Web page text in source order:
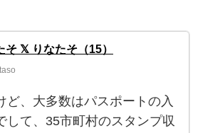
そ 𝕏 りなたそ（15）
ど、大多数はパスポートの入
して、35市町村のスタンプ収